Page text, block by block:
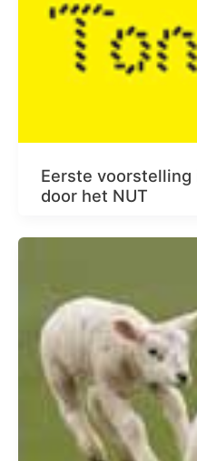
Eerste voorstelling
door het NUT